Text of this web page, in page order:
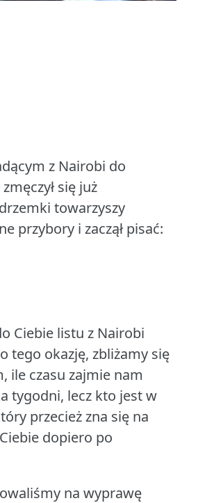
z Nairobi do
się już
towarzyszy
przybory i zaczął pisać:
Ciebie listu z Nairobi
tego okazję, zbliżamy się
ile czasu zajmie nam
tygodni, lecz kto jest w
przecież zna się na
dopiero po
na wyprawę